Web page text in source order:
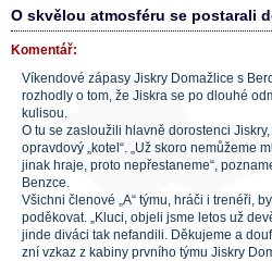
O skvělou atmosféru se postarali
Komentář:
Víkendové zápasy Jiskry Domažlice s
rozhodly o tom, že Jiskra se po dlouhé
kulisou.
O tu se zasloužili hlavně dorostenci
opravdový „kotel“. „Už skoro nemůžeme
jinak hraje, proto nepřestaneme“,
Benzce.
Všichni členové „A“ týmu, hráči i trenéři,
poděkovat. „Kluci, objeli jsme letos už
jinde diváci tak nefandili. Děkujeme a
zní vzkaz z kabiny prvního týmu Jiskry